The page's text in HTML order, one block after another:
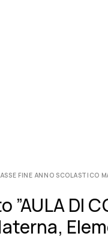
FINE ANNO SCOLASTICO
DI